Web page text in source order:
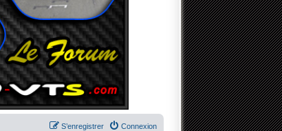
Connexion
S’enregistrer